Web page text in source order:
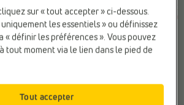
€
€
53,99
Prix le plus bas
précédent: 47,99 €59,99
sur « tout accepter » ci-dessous.
uniquement les essentiels » ou définissez
« définir les préférences ». Vous pouvez
tout moment via le lien dans le pied de
Tout accepter